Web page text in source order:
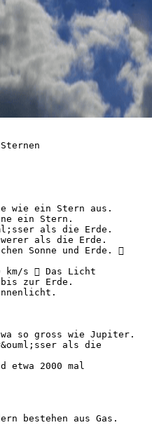
wie ein Stern aus.
ein Stern.
als die Erde.
als die Erde.
Sonne und Erde. 
km/s  Das Licht
zur Erde.
so gross wie Jupiter.
als die
etwa 2000 mal
bestehen aus Gas.